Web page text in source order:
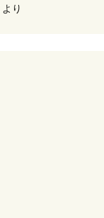
より